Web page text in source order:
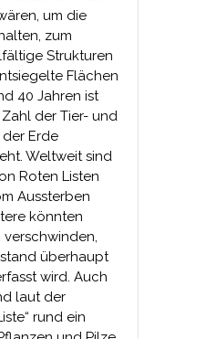
um die
zum
Strukturen
Flächen
40 Jahren ist
der Tier- und
Erde
Weltweit sind
Roten Listen
Aussterben
könnten
überhaupt
wird. Auch
laut der
rund ein